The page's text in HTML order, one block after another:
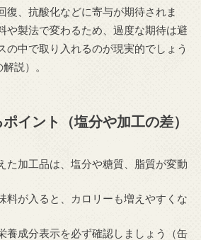
復、抗酸化などに寄与が期待されま
や製法で変わるため、過度な期待は避
の中で取り入れるのが現実的でしょう
説）。
イント（塩分や加工の差）
た加工品は、塩分や糖質、脂質が変動
料が入ると、カロリーも増えやすくな
養成分表示を必ず確認しましょう（缶